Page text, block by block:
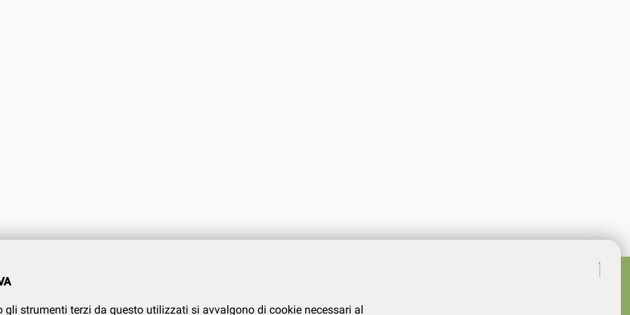
CLIENTI
Privacy
gli strumenti terzi da questo utilizzati si avvalgono di cookie necessari al